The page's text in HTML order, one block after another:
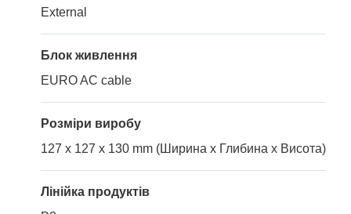
External
Блок живлення
EURO AC cable
Розміри виробу
127 x 127 x 130 mm (Ширина x Глибина x Висота)
Лінійка продуктів